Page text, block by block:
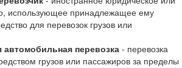
использующее принадлежащее ему
для перевозок грузов или
автомобильная перевозка - перевозка
грузов или пассажиров за пределы